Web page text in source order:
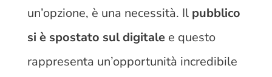
un’opzione, è una necessità. Il pubblico
si è spostato sul digitale e questo
rappresenta un’opportunità incredibile